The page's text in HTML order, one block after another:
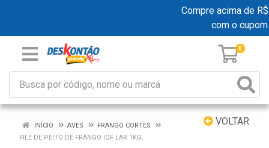
Compre acima de
com o cupom
0
VOLTAR
INÍCIO AVES
FRANGO CORTES
FILE DE PEITO DE FRANGO IQF LAR 1KG.